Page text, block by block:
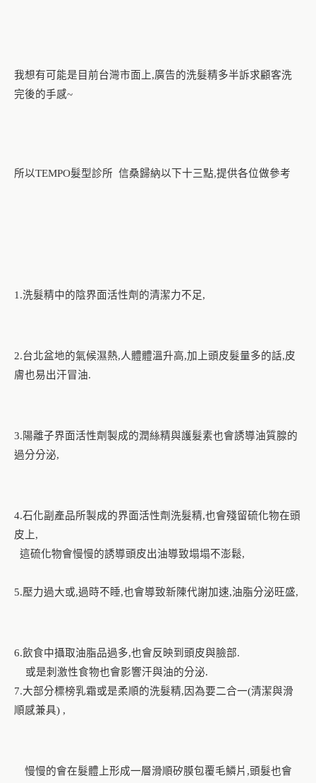
我想有可能是目前台灣市面上,廣告的洗髮精多半訴求顧客洗
完後的手感~
所以TEMPO髮型診所 信桑歸納以下十三點,提供各位做參考
1.洗髮精中的陰界面活性劑的清潔力不足,
2.台北盆地的氣候濕熱,人體體溫升高,加上頭皮髮量多的話,皮
膚也易出汗冒油.
3.陽離子界面活性劑製成的潤絲精與護髮素也會誘導油質腺的
過分分泌,
4.石化副產品所製成的界面活性劑洗髮精,也會殘留硫化物在頭
皮上,
這硫化物會慢慢的誘導頭皮出油導致塌塌不澎鬆,
5.壓力過大或,過時不睡,也會導致新陳代謝加速,油脂分泌旺盛,
6.飲食中攝取油脂品過多,也會反映到頭皮與臉部.
或是刺激性食物也會影響汗與油的分泌.
7.大部分標榜乳霜或是柔順的洗髮精,因為要二合一(清潔與滑
順感兼具) ,
慢慢的會在髮體上形成一層滑順矽膜包覆毛鱗片 ,頭髮也會